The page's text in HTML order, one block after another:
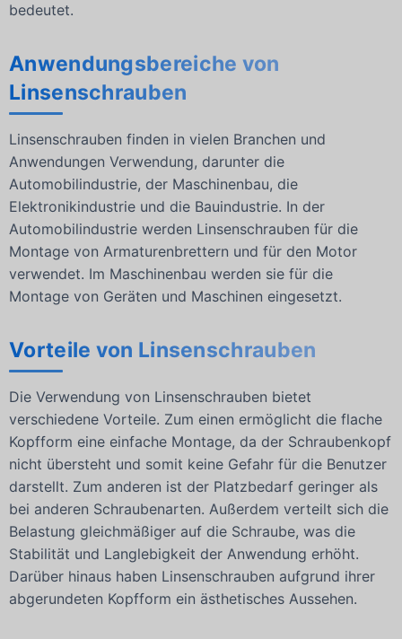
bedeutet.
Anwendungsbereiche von
Linsenschrauben
Linsenschrauben finden in vielen Branchen und
Anwendungen Verwendung, darunter die
Automobilindustrie, der Maschinenbau, die
Elektronikindustrie und die Bauindustrie. In der
Automobilindustrie werden Linsenschrauben für die
Montage von Armaturenbrettern und für den Motor
verwendet. Im Maschinenbau werden sie für die
Montage von Geräten und Maschinen eingesetzt.
Vorteile von Linsenschrauben
Die Verwendung von Linsenschrauben bietet
verschiedene Vorteile. Zum einen ermöglicht die flache
Kopfform eine einfache Montage, da der Schraubenkopf
nicht übersteht und somit keine Gefahr für die Benutzer
darstellt. Zum anderen ist der Platzbedarf geringer als
bei anderen Schraubenarten. Außerdem verteilt sich die
Belastung gleichmäßiger auf die Schraube, was die
Stabilität und Langlebigkeit der Anwendung erhöht.
Darüber hinaus haben Linsenschrauben aufgrund ihrer
abgerundeten Kopfform ein ästhetisches Aussehen.